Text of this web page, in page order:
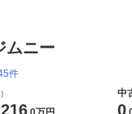
ムニー
件
216
中
0